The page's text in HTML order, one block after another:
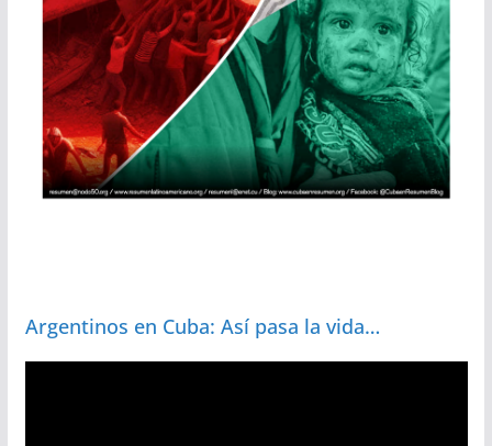
Argentinos en Cuba: Así pasa la vida…